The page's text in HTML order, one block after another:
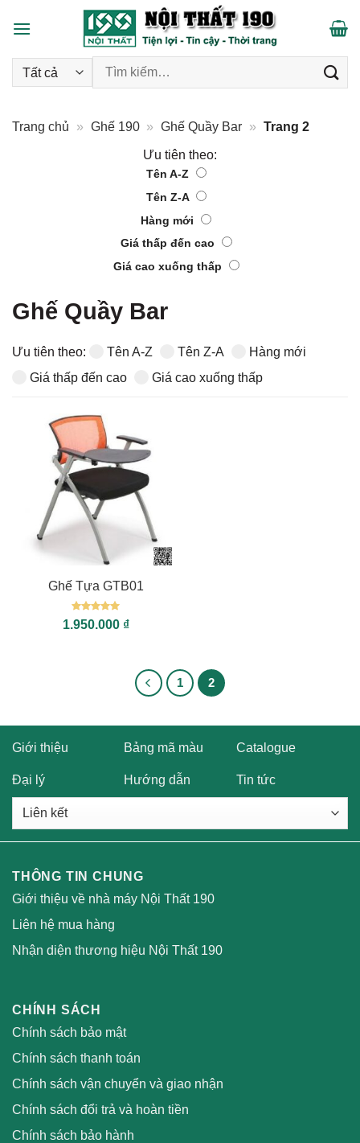
Tìm kiếm:
Trang chủ » Ghế 190 » Ghế Quầy Bar » Trang 2
Ưu tiên theo:
Tên A-Z
Tên Z-A
Hàng mới
Giá thấp đến cao
Giá cao xuống thấp
Ghế Quầy Bar
Ưu tiên theo: Tên A-Z Tên Z-A
Hàng mới
Giá thấp đến cao
Giá cao xuống thấp
Ghế Tựa GTB01
Được xếp
hạng55
1.950.000 ₫
1 2
Giới thiệu Bảng mã màu Catalogue
Đại lý Hướng dẫn Tin tức
THÔNG TIN CHUNG
Giới thiệu về nhà máy Nội Thất 190
Liên hệ mua hàng
Nhận diện thương hiệu Nội Thất 190
CHÍNH SÁCH
Chính sách bảo mật
Chính sách thanh toán
Chính sách vận chuyển và giao nhận
Chính sách đổi trả và hoàn tiền
Chính sách bảo hành